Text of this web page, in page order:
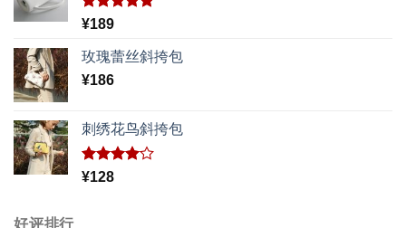
评分
¥189
玫瑰蕾丝斜挎包
¥186
刺绣花鸟斜挎包
评分
¥128
好评排行